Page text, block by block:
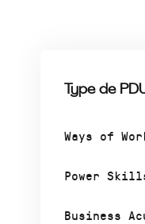
Type de
Ways of
Power
Business